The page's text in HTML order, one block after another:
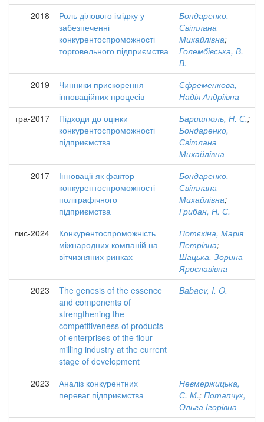
2018
Роль ділового іміджу у
забезпеченні
конкурентоспроможності
торговельного підприємства
Бондаренко,
Світлана
Михайлівна;
Голембівська, В.
В.
2019
Чинники прискорення
інноваційних процесів
Єфременкова,
Надія Андріївна
тра-2017
Підходи до оцінки
конкурентоспроможності
підприємства
Баришполь, Н. С.;
Бондаренко,
Світлана
Михайлівна
2017
Інновації як фактор
конкурентоспроможності
поліграфічного
підприємства
Бондаренко,
Світлана
Михайлівна;
Грибан, Н. С.
лис-2024
Конкурентоспроможність
міжнародних компаній на
вітчизняних ринках
Потєхіна, Марія
Петрівна;
Шацька, Зорина
Ярославівна
2023
The genesis of the essence
and components of
strengthening the
competitiveness of products
of enterprises of the flour
milling industry at the current
stage of development
Babaev, I. O.
2023
Аналіз конкурентних
переваг підприємства
Невмержицька,
С. М.; Потапчук,
Ольга Ігорівна